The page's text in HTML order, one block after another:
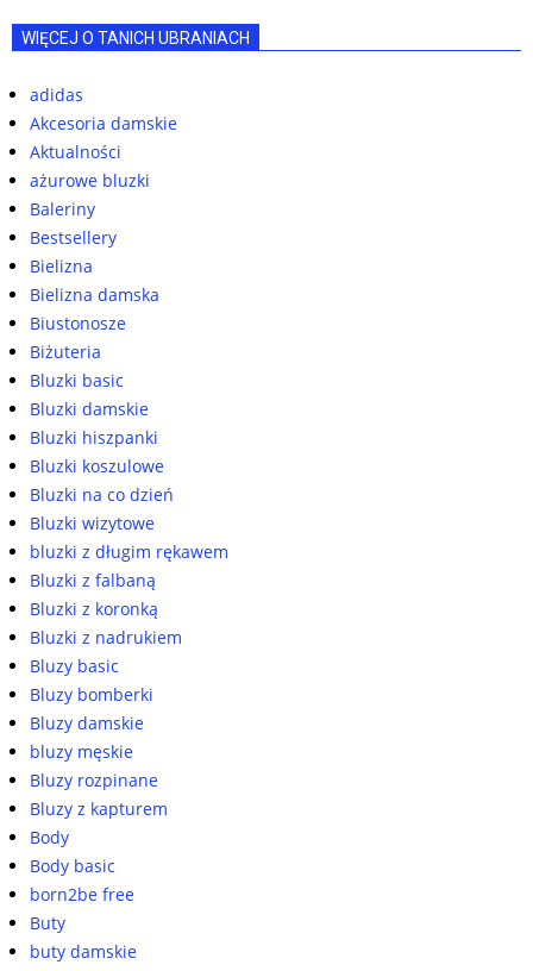
WIĘCEJ O TANICH UBRANIACH
adidas
Akcesoria damskie
Aktualności
ażurowe bluzki
Baleriny
Bestsellery
Bielizna
Bielizna damska
Biustonosze
Biżuteria
Bluzki basic
Bluzki damskie
Bluzki hiszpanki
Bluzki koszulowe
Bluzki na co dzień
Bluzki wizytowe
bluzki z długim rękawem
Bluzki z falbaną
Bluzki z koronką
Bluzki z nadrukiem
Bluzy basic
Bluzy bomberki
Bluzy damskie
bluzy męskie
Bluzy rozpinane
Bluzy z kapturem
Body
Body basic
born2be free
Buty
buty damskie